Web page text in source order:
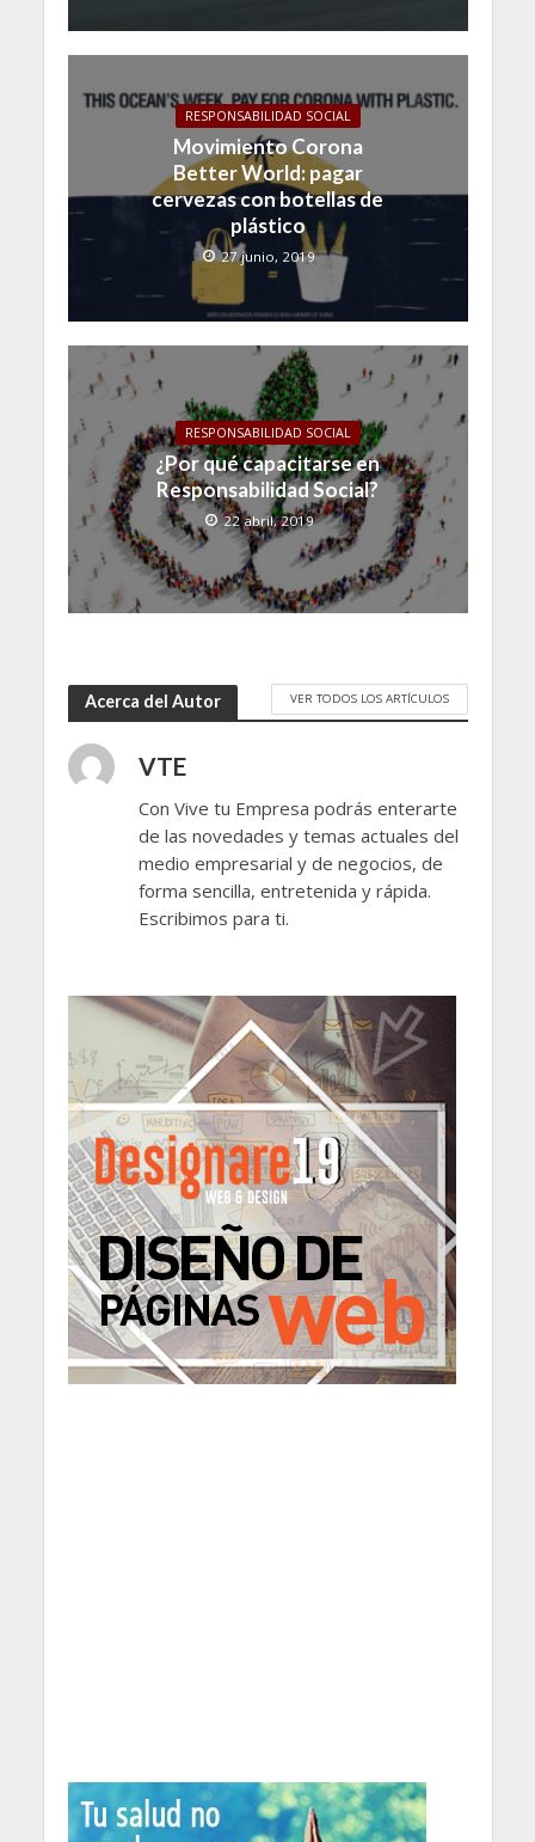
RESPONSABILIDAD SOCIAL
Movimiento Corona
Better World: pagar
cervezas con botellas de
plástico
27 junio, 2019
RESPONSABILIDAD SOCIAL
¿Por qué capacitarse en
Responsabilidad Social?
22 abril, 2019
Acerca del Autor VER TODOS LOS ARTÍCULOS
VTE
Con Vive tu Empresa podrás enterarte
de las novedades y temas actuales del
medio empresarial y de negocios, de
forma sencilla, entretenida y rápida.
Escribimos para ti.